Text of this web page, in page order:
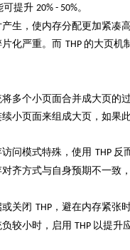
可提升 20% - 50%。
生，使内存分配更加紧
化严重。而 THP 的大页机
多个小页面合并成大页
小页面来组成大页，如
问模式特殊，使用 THP 反
齐方式与自身预期不一致
关闭 THP ，避在内存紧张
较小时，启用 THP 以提升